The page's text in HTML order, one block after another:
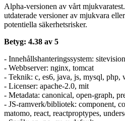
Alpha-versionen av vårt
utdaterade versioner av mjukvara
potentiella säkerhetsrisker.
Betyg: 4.38 av 5
- Innehållshanteringssystem: sitevision
- Webbserver: nginx, tomcat
- Teknik: c, es6, java, js, mysql, php,
- Licenser: apache-2.0, mit
- Metadata: canonical, open-graph,
- JS-ramverk/bibliotek: component,
matomo, react, reactproptypes,